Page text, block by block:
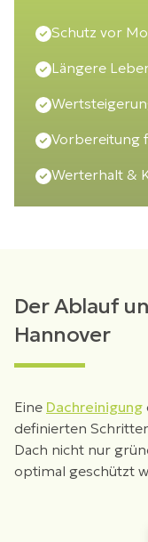
Schutz vor
Längere
Vorbereitung
Werterhalt &
Der Ablauf
Hannover
Eine Dachreinigung
definierten
Dach nicht nur
optimal geschützt